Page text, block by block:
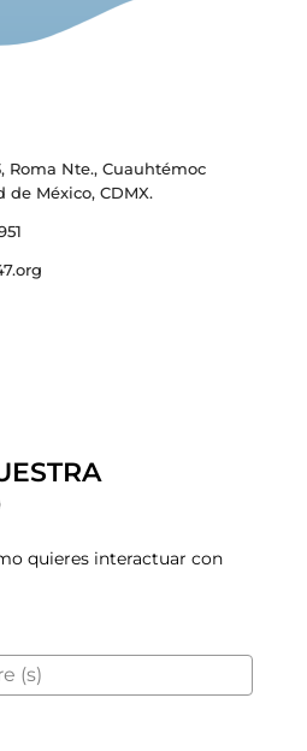
Roma Nte., Cuauhtémoc
de México, CDMX.
quieres interactuar con